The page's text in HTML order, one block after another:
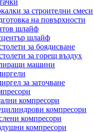
за строителни смеси
на повърхности
шлайф
шлайф
за боядисване
за горещ въздух
машини
за заточване
компресори
компресори
компресори
компресори